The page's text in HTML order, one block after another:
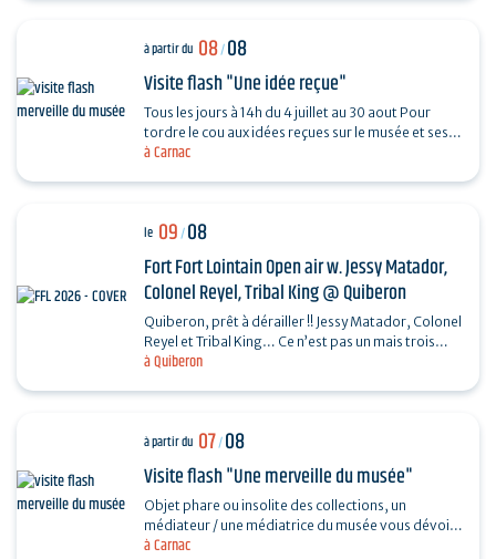
à Carnac
à partir du 08/08
Visite flash "Une idée reçue"
Tous les jours à 14h du 4 juillet au 30 aout Pour
tordre le cou aux idées reçues sur le musée et ses
collections, piochez au hasard une question et…
à Quiberon
le 09/08
Fort Fort Lointain Open air w. Jessy Matador,
Colonel Reyel, Tribal King @ Quiberon
Quiberon, prêt à dérailler !! Jessy Matador, Colonel
Reyel et Tribal King… Ce n’est pas un mais trois
artistes que nous invitons le dimanche 9…
à Carnac
à partir du 07/08
Visite flash "Une merveille du musée"
Objet phare ou insolite des collections, un
médiateur / une médiatrice du musée vous dévoile
son histoire. Sans réservation. Durée 30…